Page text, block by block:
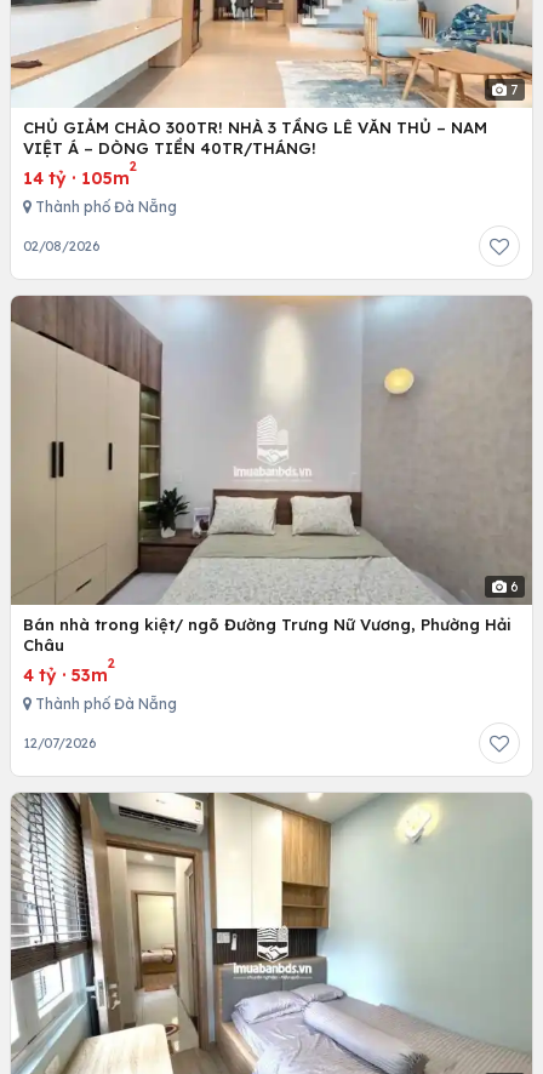
7
CHỦ GIẢM CHÀO 300TR! NHÀ 3 TẦNG LÊ VĂN THỦ – NAM
VIỆT Á – DÒNG TIỀN 40TR/THÁNG!
14 tỷ · 105m
2
Thành phố Đà Nẵng
02/08/2026
6
Bán nhà trong kiệt/ ngõ Đường Trưng Nữ Vương, Phường Hải
Châu
4 tỷ · 53m
2
Thành phố Đà Nẵng
12/07/2026